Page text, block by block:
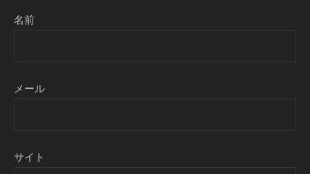
名前
メール
サイト